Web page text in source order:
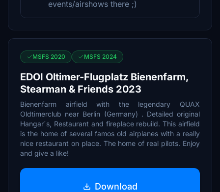
events/airshows there ;)
MSFS 2020 MSFS 2024
EDOI Oltimer-Flugplatz Bienenfarm,
Stearman & Friends 2023
Bienenfarm airfield with the legendary QUAX
Oldtimerclub near Berlin (Germany) . Detailed original
Hangar´s, Restaurant and fireplace rebuild. This airfield
is the home of several famos old airplanes with a really
nice restaurant on place. The home of real pilots. Enjoy
and give a like!
Download